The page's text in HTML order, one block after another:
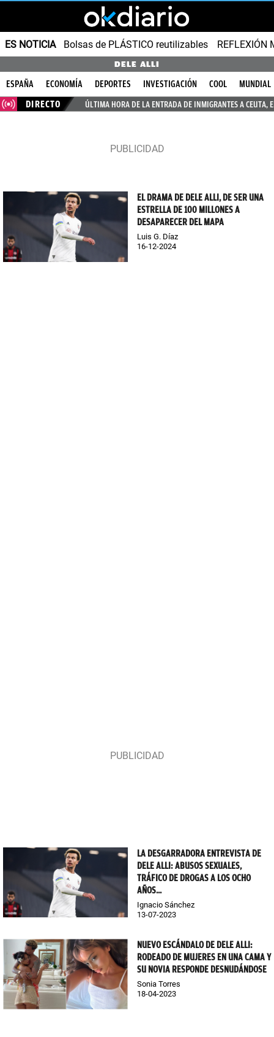
ES NOTICIA Bolsas de PLÁSTICO reutilizables REFLEXIÓN
DELE ALLI
ESPAÑA ECONOMÍA DEPORTES INVESTIGACIÓN COOL
MUNDIAL
DIRECTO
ÚLTIMA HORA DE LA ENTRADA DE INMIGRANTES A CEUTA,
EL DRAMA DE DELE ALLI, DE SER UNA
ESTRELLA DE 100 MILLONES A
DESAPARECER DEL MAPA
Luis G. Díaz
16-12-2024
LA DESGARRADORA ENTREVISTA DE
DELE ALLI: ABUSOS SEXUALES,
TRÁFICO DE DROGAS A LOS OCHO
AÑOS...
Ignacio Sánchez
13-07-2023
NUEVO ESCÁNDALO DE DELE ALLI:
RODEADO DE MUJERES EN UNA CAMA Y
SU NOVIA RESPONDE DESNUDÁNDOSE
Sonia Torres
18-04-2023